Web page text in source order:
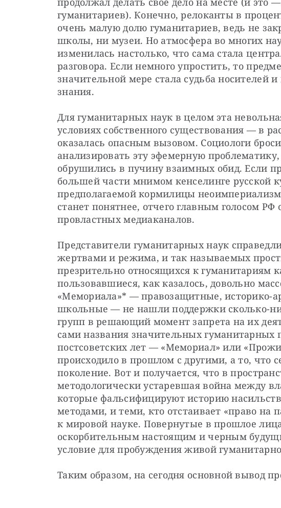
гуманитариев). Конечно, релоканты в
очень малую долю гуманитариев, ведь не
школы, ни музеи. Но атмосфера во многих
изменилась настолько, что сама стала
разговора. Если немного упростить, то
значительной мере стала судьба носителей
знания.
Для гуманитарных наук в целом эта
условиях собственного существования — в
оказалась опасным вызовом. Социологи
анализировать эту эфемерную
обрушились в пучину взаимных обид. Если
большей части мнимом кенселинге русской
предполагаемой кормилицы
станет понятнее, отчего главным голосом РФ
провластных медиаканалов.
Представители гуманитарных наук
жертвами и режима, и так называемых
презрительно относящихся к гуманитариям
пользовавшиеся, как казалось, довольно
«Мемориала»* — правозащитные, историко-
школьные — не нашли поддержки сколько-
групп в решающий момент запрета на их
сами названия значительных гуманитарных
постсоветских лет — «Мемориал» или
происходило в прошлом с другими, а то, что
поколение. Вот и получается, что в
методологически устаревшая война между
которые фальсифицируют историю
методами, и теми, кто отстаивает «право на
к мировой науке. Повернутые в прошлое
оскорбительным настоящим и черным
условие для пробуждения живой
Таким образом, на сегодня основной вывод